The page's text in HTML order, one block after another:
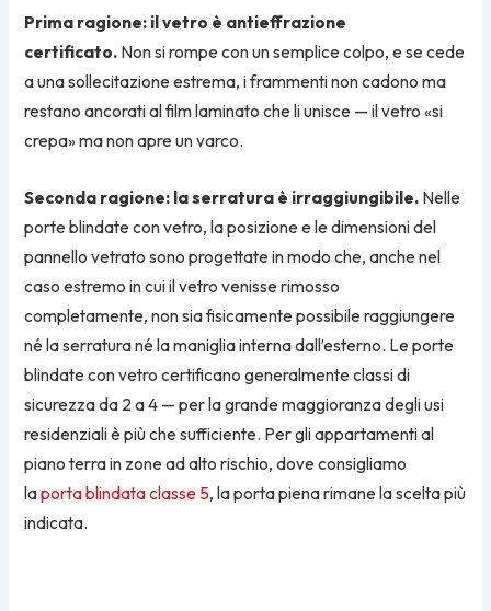
Prima ragione: il vetro è antieffrazione
certificato. Non si rompe con un semplice colpo, e se cede
a una sollecitazione estrema, i frammenti non cadono ma
restano ancorati al film laminato che li unisce — il vetro «si
crepa» ma non apre un varco.
Seconda ragione: la serratura è irraggiungibile. Nelle
porte blindate con vetro, la posizione e le dimensioni del
pannello vetrato sono progettate in modo che, anche nel
caso estremo in cui il vetro venisse rimosso
completamente, non sia fisicamente possibile raggiungere
né la serratura né la maniglia interna dall’esterno. Le porte
blindate con vetro certificano generalmente classi di
sicurezza da 2 a 4 — per la grande maggioranza degli usi
residenziali è più che sufficiente. Per gli appartamenti al
piano terra in zone ad alto rischio, dove consigliamo
laporta blindata classe 5, la porta piena rimane la scelta più
indicata.